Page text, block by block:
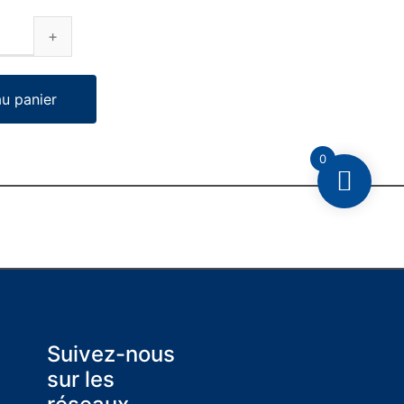
panier
Suivez-nous
sur les
0